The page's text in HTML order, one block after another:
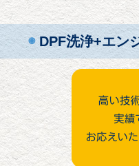
◉DPF洗浄+エン